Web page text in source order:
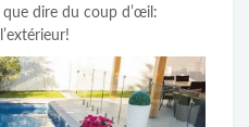
dire du coup d’œil: